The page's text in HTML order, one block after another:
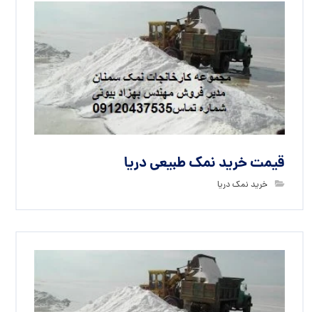
قیمت خرید نمک طبیعی دریا
خرید نمک دریا